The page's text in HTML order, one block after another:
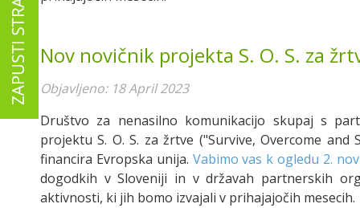
Nov novičnik projekta S. O. S. za
Objavljeno: 18 April 2023
Društvo za nenasilno komunikacijo skupaj s
projektu S. O. S. za žrtve ("Survive, Overcome
financira Evropska unija. Vabimo vas k ogledu 2.
dogodkih v Sloveniji in v državah partnerskih
aktivnosti, ki jih bomo izvajali v prihajajočih mesecih.